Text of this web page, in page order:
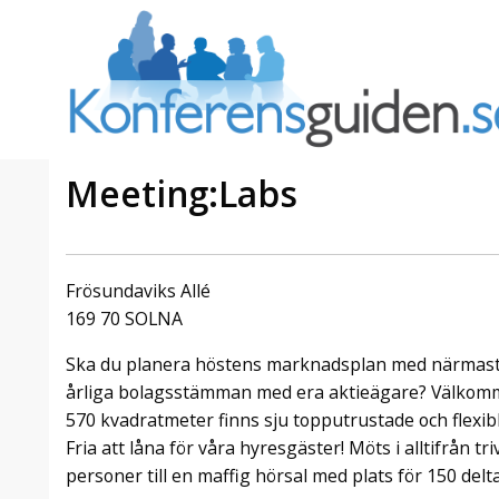
Meeting:Labs
Frösundaviks Allé
169 70 SOLNA
Ska du planera höstens marknadsplan med
årliga bolagsstämman med era aktieägare?
570 kvadratmeter finns sju topputrustade och
Fria att låna för våra hyresgäster! Möts i alltifrån
personer till en maffig hörsal med plats för 150
av att
här är
Stockholm Hotel
Julerbjudande
2026 hos oss. Mellan den 23
november och 19 december
förvandlar vi våra lokaler till en
stämningsfull mötesplats där
hantverk, tradi ...